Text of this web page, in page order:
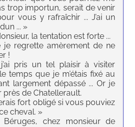
trop importun, serait de venir
vous y rafraîchir ... J’ai un
... »
la tentation est forte ...
je regrette amèrement de ne
!
pris un tel plaisir à visiter
temps que je m’étais fixé au
largement dépassé ... Or je
de Chatellerault.
fort obligé si vous pouviez
cheval. »
chez monsieur de